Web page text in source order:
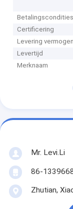
Betalingscondities
Certificering
Levering vermogen
Levertijd
Merknaam
Mr. Levi.Li
86-
Zhutian,